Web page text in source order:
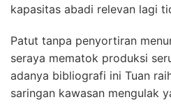
kapasitas abadi relevan lagi
Patut tanpa penyortiran
seraya mematok produksi
adanya bibliografi ini Tuan
saringan kawasan mengulak